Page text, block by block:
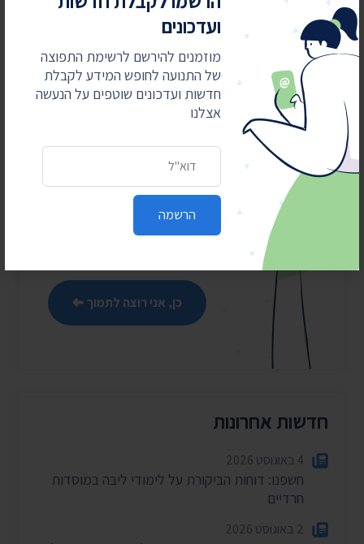
ועדכונים
מוזמנים להירשם לרשימת התפוצה
של התנועה לחופש המידע לקבלת
חדשות ועדכונים שוטפים על הנעשה
אצלנו
הרשמה
4
5
מאבקים משפטיים
עולים כסף
התנועה לחופש המידע מובילה
את מהפכת השקיפות ומחזירה
את המידע לציבור. כדי שנוכל
להמשיך אנחנו זקוקים
כן, אני רוצה לתמוך
חדשות אחרונות
4 באוגוסט 2026
חשפנו: דוחות הביקורת על לימודי ליבה במוסדות
חרדיים
2 באוגוסט 2026